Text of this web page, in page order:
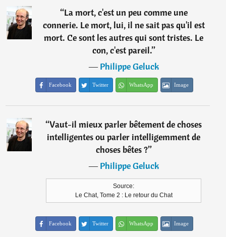
“La mort, c'est un peu comme une
connerie. Le mort, lui, il ne sait pas qu'il est
mort. Ce sont les autres qui sont tristes. Le
con, c'est pareil.”
―Philippe Geluck
Facebook Twitter WhatsApp Image
“Vaut-il mieux parler bêtement de choses
intelligentes ou parler intelligemment de
choses bêtes ?”
―Philippe Geluck
Source:
Le Chat, Tome 2 : Le retour du Chat
Facebook Twitter WhatsApp Image